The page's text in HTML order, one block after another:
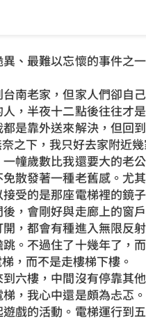
最難以忘懷的事件之
老家，但家人們卻自
，半夜十二點後往往才
是靠外送來解決，但回
之下，我只好去家附近
歲數比我還要大的老
散發著一種老舊感。尤
受的是那座電梯裡的鏡
，會剛好與走廊上的窗
，都會有種進入無限反
。不過住了十幾年了，
，而不是走樓梯下樓。
樓，中間沒有停靠其
，我心中還是頗為忐忑
戲的活動。電梯運行到